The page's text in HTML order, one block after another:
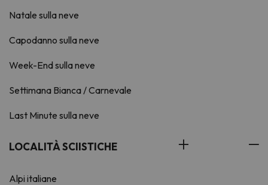
Natale sulla neve
Capodanno sulla neve
Week-End sulla neve
Settimana Bianca / Carnevale
Last Minute sulla neve
LOCALITÀ SCIISTICHE
Alpi italiane